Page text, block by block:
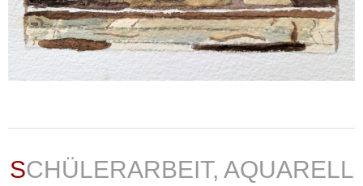
SCHÜLERARBEIT, AQUARELL